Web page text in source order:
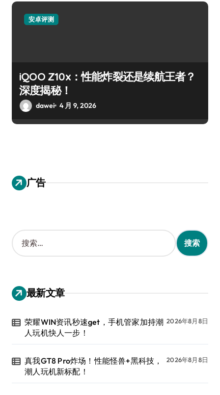
安卓评测
iQOO Z10x：性能炸裂还是续航王者？
深度揭秘！
dawei 4 月 9, 2026
广告
搜
索
：
最新文章
荣耀WIN资讯秒速get，手机管家加持潮
人玩机快人一步！
2026年8月8日
真我GT8 Pro炸场！性能怪兽+黑科技，
潮人玩机新标配！
2026年8月8日